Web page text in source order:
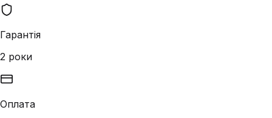
Гарантія
2 роки
Оплата